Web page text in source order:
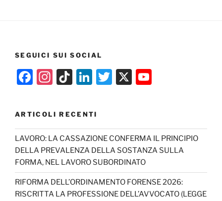
SEGUICI SUI SOCIAL
F
c
e
b
o
o
k
In
a
gr
a
m
Ti
T
o
k
Li
k
e
dI
n
T
er
X
T
u
b
e
C
ARTICOLI RECENTI
LAVORO: LA CASSAZIONE CONFERMA IL PRINCIPIO
DELLA PREVALENZA DELLA SOSTANZA SULLA
FORMA, NEL LAVORO SUBORDINATO
RIFORMA DELL’ORDINAMENTO FORENSE 2026:
RISCRITTA LA PROFESSIONE DELL’AVVOCATO (LEGGE